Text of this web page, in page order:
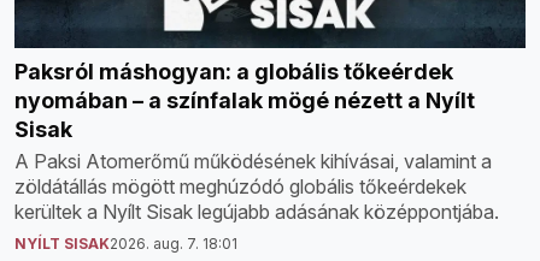
Paksról máshogyan: a globális tőkeérdek
nyomában – a színfalak mögé nézett a Nyílt
Sisak
A Paksi Atomerőmű működésének kihívásai, valamint a
zöldátállás mögött meghúzódó globális tőkeérdekek
kerültek a Nyílt Sisak legújabb adásának középpontjába.
NYÍLT SISAK2026. aug. 7. 18:01